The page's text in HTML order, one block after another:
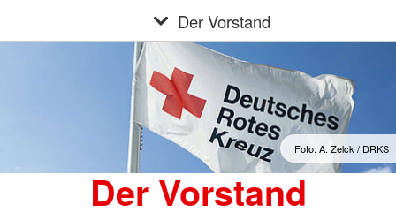
Der Vorstand
Foto: A. Zelck / DRKS
Der Vorstand